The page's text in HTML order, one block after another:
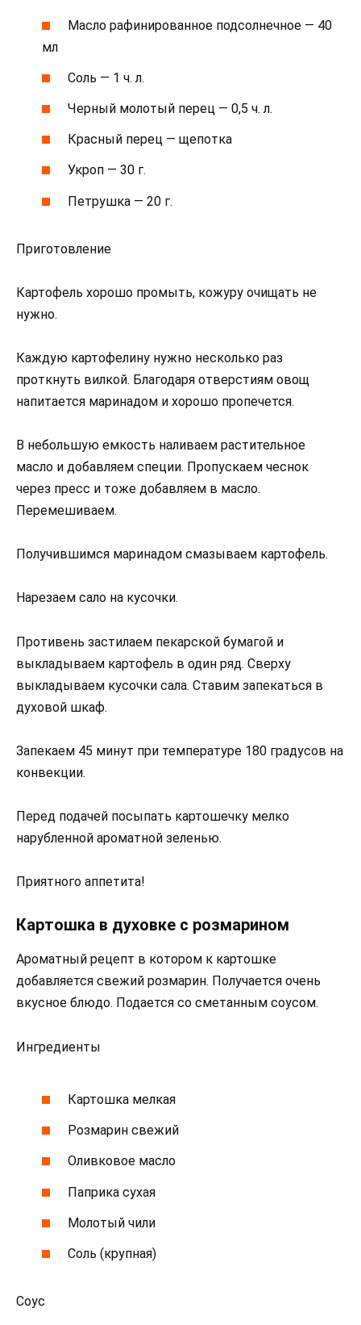
Масло рафинированное подсолнечное — 40
мл
Соль — 1 ч. л.
Черный молотый перец — 0,5 ч. л.
Красный перец — щепотка
Укроп — 30 г.
Петрушка — 20 г.
Приготовление
Картофель хорошо промыть, кожуру очищать не
нужно.
Каждую картофелину нужно несколько раз
проткнуть вилкой. Благодаря отверстиям овощ
напитается маринадом и хорошо пропечется.
В небольшую емкость наливаем растительное
масло и добавляем специи. Пропускаем чеснок
через пресс и тоже добавляем в масло.
Перемешиваем.
Получившимся маринадом смазываем картофель.
Нарезаем сало на кусочки.
Противень застилаем пекарской бумагой и
выкладываем картофель в один ряд. Сверху
выкладываем кусочки сала. Ставим запекаться в
духовой шкаф.
Запекаем 45 минут при температуре 180 градусов на
конвекции.
Перед подачей посыпать картошечку мелко
нарубленной ароматной зеленью.
Приятного аппетита!
Картошка в духовке с розмарином
Ароматный рецепт в котором к картошке
добавляется свежий розмарин. Получается очень
вкусное блюдо. Подается со сметанным соусом.
Ингредиенты
Картошка мелкая
Розмарин свежий
Оливковое масло
Паприка сухая
Молотый чили
Соль (крупная)
Соус